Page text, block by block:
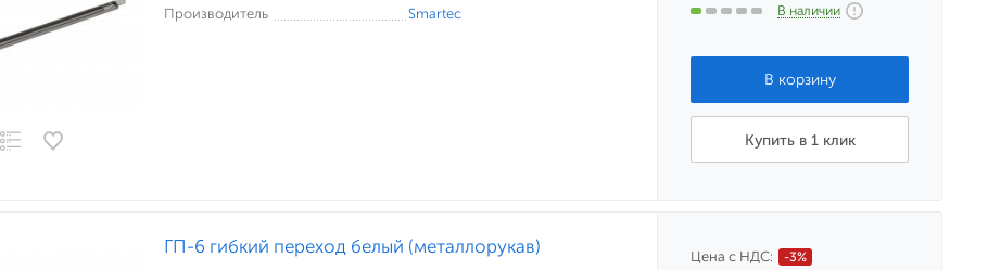
Производитель
Smartec В наличии
Купить в 1 клик
ГП-6 гибкий переход белый (металлорукав) Цена с НДС: -3%